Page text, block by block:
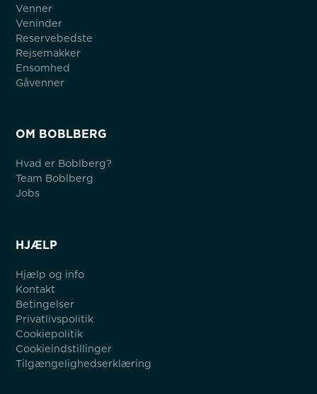
Venner
Veninder
Reservebedste
Rejsemakker
Ensomhed
Gåvenner
OM BOBLBERG
Hvad er Boblberg?
Team Boblberg
Jobs
HJÆLP
Hjælp og info
Kontakt
Betingelser
Privatlivspolitik
Cookiepolitik
Cookieindstillinger
Tilgængelighedserklæring